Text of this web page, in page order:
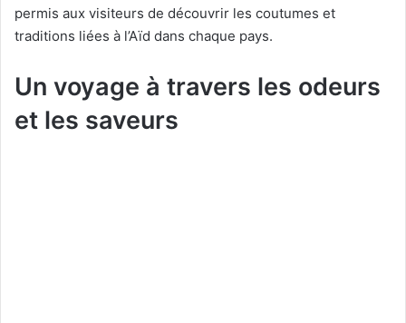
permis aux visiteurs de découvrir les coutumes et
traditions liées à l’Aïd dans chaque pays.
Un voyage à travers les odeurs
et les saveurs